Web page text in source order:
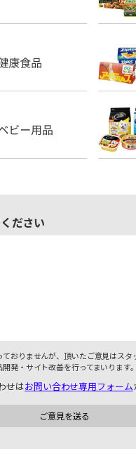
ださい
ておりませんが、頂いたご意見はス
発・サイト改善を行ってまいります。
せはお問い合わせ専用フォーム